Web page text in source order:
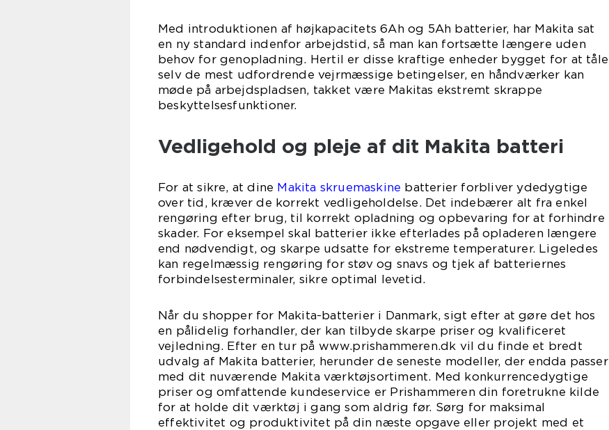
Med introduktionen af højkapacitets 6Ah og 5Ah batterier, har Makita sat
en ny standard indenfor arbejdstid, så man kan fortsætte længere uden
behov for genopladning. Hertil er disse kraftige enheder bygget for at tåle
selv de mest udfordrende vejrmæssige betingelser, en håndværker kan
møde på arbejdspladsen, takket være Makitas ekstremt skrappe
beskyttelsesfunktioner.
Vedligehold og pleje af dit Makita batteri
For at sikre, at dine Makita skruemaskine batterier forbliver ydedygtige
over tid, kræver de korrekt vedligeholdelse. Det indebærer alt fra enkel
rengøring efter brug, til korrekt opladning og opbevaring for at forhindre
skader. For eksempel skal batterier ikke efterlades på opladeren længere
end nødvendigt, og skarpe udsatte for ekstreme temperaturer. Ligeledes
kan regelmæssig rengøring for støv og snavs og tjek af batteriernes
forbindelsesterminaler, sikre optimal levetid.
Når du shopper for Makita-batterier i Danmark, sigt efter at gøre det hos
en pålidelig forhandler, der kan tilbyde skarpe priser og kvalificeret
vejledning. Efter en tur på www.prishammeren.dk vil du finde et bredt
udvalg af Makita batterier, herunder de seneste modeller, der endda passer
med dit nuværende Makita værktøjsortiment. Med konkurrencedygtige
priser og omfattende kundeservice er Prishammeren din foretrukne kilde
for at holde dit værktøj i gang som aldrig før. Sørg for maksimal
effektivitet og produktivitet på din næste opgave eller projekt med et